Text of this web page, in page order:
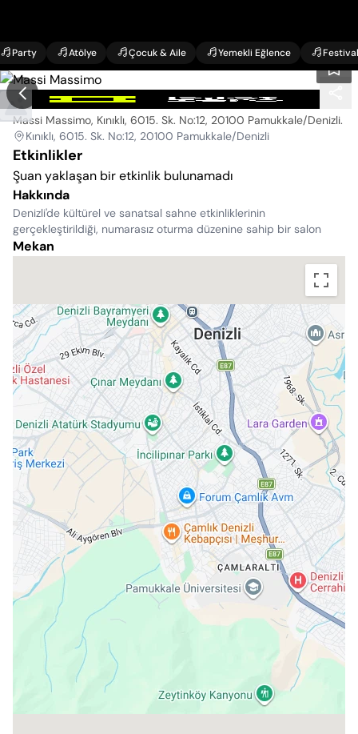
Party Atölye Çocuk & Aile Yemekli Eğlence Festival
Massi Massimo
Massi Massimo, Kınıklı, 6015. Sk. No:12, 20100 Pamukkale/Denizli.
Kınıklı, 6015. Sk. No:12, 20100 Pamukkale/Denizli
Etkinlikler
Şuan yaklaşan bir etkinlik bulunamadı
Hakkında
Denizli'de kültürel ve sanatsal sahne etkinliklerinin
gerçekleştirildiği, numarasız oturma düzenine sahip bir salon
Mekan